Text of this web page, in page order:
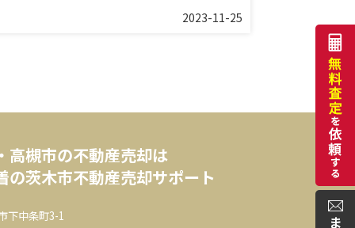
2023-11-25
高槻市の不動産売却は
の茨木市不動産売却サポート
下中条町3-1